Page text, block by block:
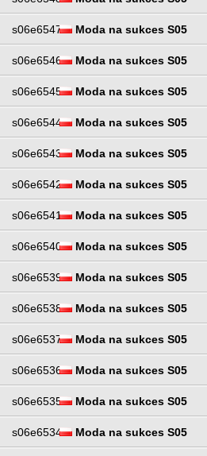
s06e6547 Moda na sukces S05
s06e6546 Moda na sukces S05
s06e6545 Moda na sukces S05
s06e6544 Moda na sukces S05
s06e6543 Moda na sukces S05
s06e6542 Moda na sukces S05
s06e6541 Moda na sukces S05
s06e6540 Moda na sukces S05
s06e6539 Moda na sukces S05
s06e6538 Moda na sukces S05
s06e6537 Moda na sukces S05
s06e6536 Moda na sukces S05
s06e6535 Moda na sukces S05
s06e6534 Moda na sukces S05